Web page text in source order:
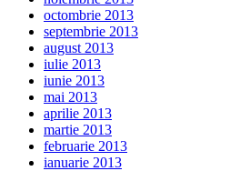
octombrie 2013
septembrie 2013
august 2013
iulie 2013
iunie 2013
mai 2013
aprilie 2013
martie 2013
februarie 2013
ianuarie 2013